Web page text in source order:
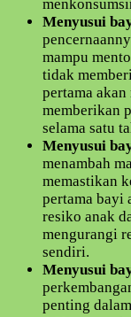
Menyusui
mampu
tidak
pertama
memberikan
selama satu
Menyusui
menambah
memastikan
pertama bayi
resiko anak
mengurangi
sendiri.
Menyusui
penting